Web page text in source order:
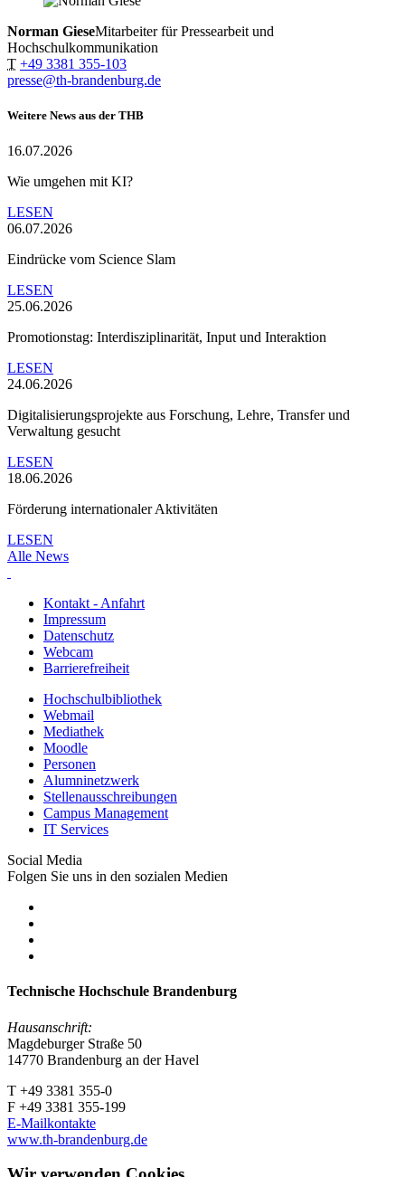
Norman GieseMitarbeiter für Pressearbeit und
Hochschulkommunikation
T +49 3381 355-103
presse@th-brandenburg.de
Weitere News aus der THB
16.07.2026
Wie umgehen mit KI?
LESEN
06.07.2026
Eindrücke vom Science Slam
LESEN
25.06.2026
Promotionstag: Interdisziplinarität, Input und Interaktion
LESEN
24.06.2026
Digitalisierungsprojekte aus Forschung, Lehre, Transfer und
Verwaltung gesucht
LESEN
18.06.2026
Förderung internationaler Aktivitäten
LESEN
Alle News
Kontakt - Anfahrt
Impressum
Datenschutz
Webcam
Barrierefreiheit
Hochschulbibliothek
Webmail
Mediathek
Moodle
Personen
Alumninetzwerk
Stellenausschreibungen
Campus Management
IT Services
Social Media
Folgen Sie uns in den sozialen Medien
Technische Hochschule Brandenburg
Hausanschrift:
Magdeburger Straße 50
14770 Brandenburg an der Havel
T +49 3381 355-0
F +49 3381 355-199
E-Mailkontakte
www.th-brandenburg.de